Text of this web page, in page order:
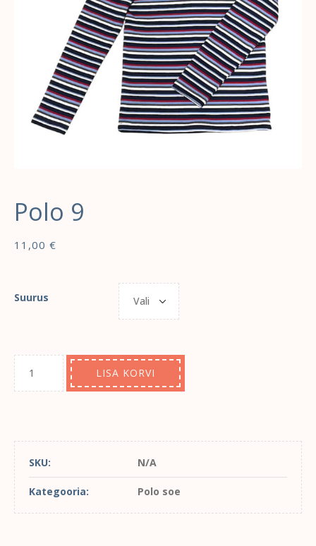
Polo 9
11,00 €
Suurus
LISA KORVI
SKU: N/A
Kategooria: Polo soe